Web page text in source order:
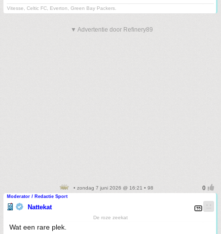
Vitesse, Celtic FC, Everton, Green Bay Packers.
▼ Advertentie door Refinery89
• zondag 7 juni 2026 @ 16:21 • 98
Moderator / Redactie Sport
Nattekat
De roze zeekat
Wat een rare plek.